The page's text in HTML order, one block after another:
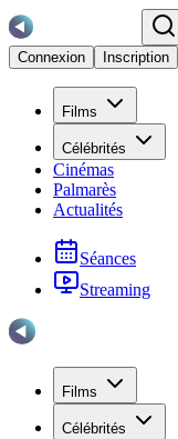
Connexion
Inscription
Films
Célébrités
Cinémas
Palmarès
Actualités
Séances
Streaming
Films
Célébrités